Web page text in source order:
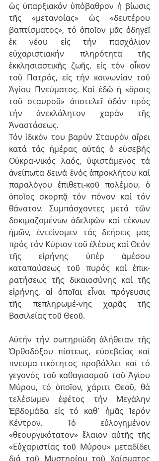
ὡς ὑπαρξιακόν ὑπόβαθρον ἡ βίωσις
τῆς «μετανοίας» ὡς «δευτέρου
βαπτίσματος», τό ὁποῖον μᾶς ὁδηγεῖ
ἐκ νέου εἰς τήν πασχάλιον
εὐχαριστιακήν πληρότητα τῆς
ἐκκλησιαστικῆς ζωῆς, εἰς τόν οἶκον
τοῦ Πατρός, εἰς τήν κοινωνίαν τοῦ
Ἁγίου Πνεύματος. Καί ἐδῶ ἡ «ἄρσις
τοῦ σταυροῦ» ἀποτελεῖ ὁδόν πρός
τήν ἀνεκλάλητον χαράν τῆς
Ἀναστάσεως.
Τόν ἰδικόν του βαρύν Σταυρόν αἴρει
κατά τάς ἡμέρας αὐτάς ὁ εὐσεβής
Οὐκρα-νικός λαός, ὑφιστάμενος τά
ἀνείπωτα δεινά ἑνός ἀπροκλήτου καί
παραλόγου ἐπιθετι-κοῦ πολέμου, ὁ
ὁποῖος σκορπᾷ τόν πόνον καί τόν
θάνατον. Συμπάσχοντες μετά τῶν
δοκιμαζομένων ἀδελφῶν καί τέκνων
ἡμῶν, ἐντείνομεν τάς δεήσεις μας
πρός τόν Κύριον τοῦ ἐλέους καί Θεόν
τῆς εἰρήνης ὑπέρ ἀμέσου
καταπαύσεως τοῦ πυρός καί ἐπικ-
ρατήσεως τῆς δικαιοσύνης καί τῆς
εἰρήνης, αἱ ὁποῖαι εἶναι πρόγευσις
τῆς πεπληρωμέ-νης χαρᾶς τῆς
Βασιλείας τοῦ Θεοῦ.
Αὐτήν τήν σωτηριώδη ἀλήθειαν τῆς
Ὀρθοδόξου πίστεως, εὐσεβείας καί
πνευμα-τικότητος προβάλλει καί τό
γεγονός τοῦ καθαγιασμοῦ τοῦ Ἁγίου
Μύρου, τό ὁποῖον, χάριτι Θεοῦ, θά
τελέσωμεν ἐφέτος τήν Μεγάλην
Ἑβδομάδα εἰς τό καθ᾿ ἡμᾶς Ἱερόν
Κέντρον. Τό εὐλογημένον
«θεουργικότατον» ἔλαιον αὐτῆς τῆς
«Εὐχαριστίας τοῦ Μύρου» μεταδίδει
διά τοῦ Μυστηρίου τοῦ Χρίσματος